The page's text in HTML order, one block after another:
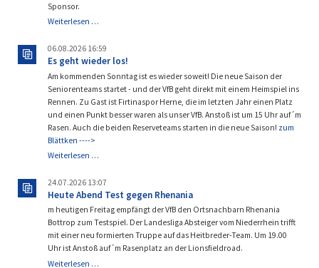
Sponsor.
Weiterlesen …Siebe
GmbH
sponsert
unsere
G3!
06.08.2026 16:59
Es geht wieder los!
Am kommenden Sonntag ist es wieder soweit! Die neue Saison der
Seniorenteams startet - und der VfB geht direkt mit einem Heimspiel ins
Rennen. Zu Gast ist Firtinaspor Herne, die im letzten Jahr einen Platz
und einen Punkt besser waren als unser VfB. Anstoß ist um 15 Uhr auf´m
Rasen. Auch die beiden Reserveteams starten in die neue Saison! zum
Blättken ---->
Weiterlesen …Es
wieder
los!
24.07.2026 13:07
Heute Abend Test gegen Rhenania
m heutigen Freitag empfängt der VfB den Ortsnachbarn Rhenania
Bottrop zum Testspiel. Der Landesliga Absteiger vom Niederrhein trifft
mit einer neu formierten Truppe auf das Heitbreder-Team. Um 19.00
Uhr ist Anstoß auf´m Rasenplatz an der Lionsfieldroad.
Weiterlesen …